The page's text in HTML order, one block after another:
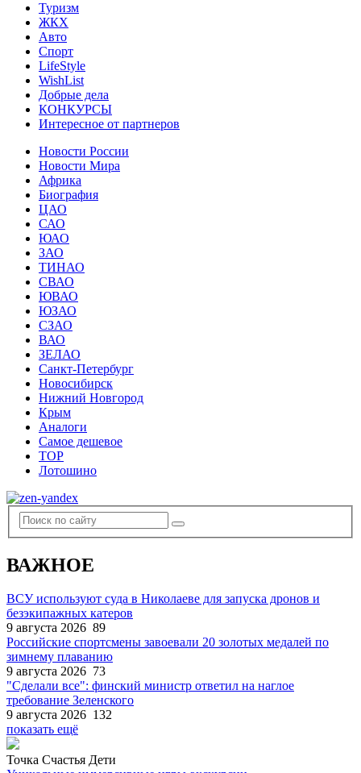
Туризм
ЖКХ
Авто
Спорт
LifeStyle
WishList
Добрые дела
КОНКУРСЫ
Интересное от партнеров
Новости России
Новости Мира
Африка
Биография
ЦАО
САО
ЮАО
ЗАО
ТИНАО
СВАО
ЮВАО
ЮЗАО
СЗАО
ВАО
ЗЕЛАО
Санкт-Петербург
Новосибирск
Нижний Новгород
Крым
Аналоги
Самое дешевое
TOP
Лотошино
ВАЖНОЕ
ВСУ используют суда в Николаеве для запуска дронов и
безэкипажных катеров
9 августа 2026 89
Российские спортсмены завоевали 20 золотых медалей по
зимнему плаванию
9 августа 2026 73
"Сделали все": финский министр ответил на наглое
требование Зеленского
9 августа 2026 132
показать ещё
Точка Счастья Дети